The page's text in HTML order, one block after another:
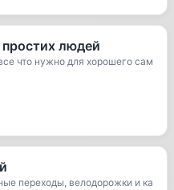
простих людей
что нужно для хорошего сам
переходы, велодорожки и ка